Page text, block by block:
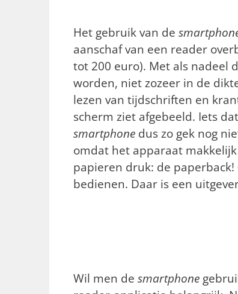
Het gebruik van de
aanschaf van een reader
tot 200 euro). Met als nadeel
worden, niet zozeer in de
lezen van tijdschriften en
scherm ziet afgebeeld. Iets
smartphone dus zo gek nog
omdat het apparaat
papieren druk: de
bedienen. Daar is een
Wil men de smartphone